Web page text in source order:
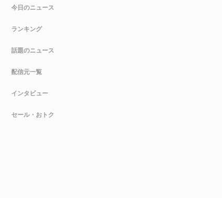
今日のニュース
ランキング
話題のニュース
配信元一覧
インタビュー
セール・おトク